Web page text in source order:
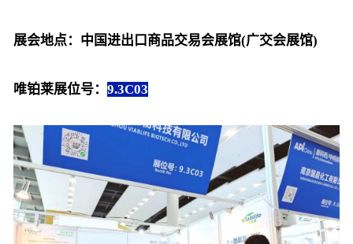
展会地点：中国进出口商品交易会展馆(广交会展馆)
唯铂莱展位号：9.3C03